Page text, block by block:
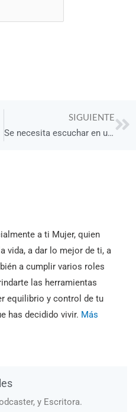
SIGUIENTE
Se necesita escuchar en una relación de Amistad
a ti Mujer, quien
vida, a dar lo mejor de ti, a
a cumplir varios roles
las herramientas
equilibrio y control de tu
has decidido vivir. Más
y Escritora.